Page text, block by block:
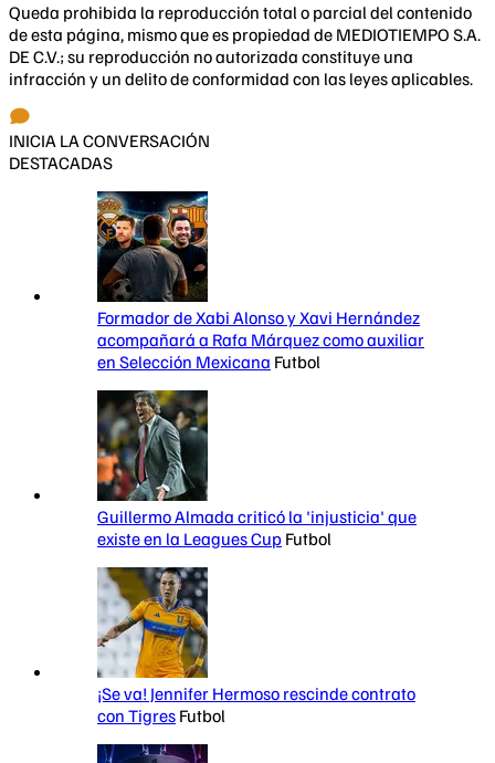
Queda prohibida la reproducción total o parcial del contenido
de esta página, mismo que es propiedad de MEDIOTIEMPO S.A.
DE C.V.; su reproducción no autorizada constituye una
infracción y un delito de conformidad con las leyes aplicables.
INICIA LA CONVERSACIÓN
DESTACADAS
Formador de Xabi Alonso y Xavi Hernández
acompañará a Rafa Márquez como auxiliar
en Selección Mexicana Futbol
Guillermo Almada criticó la 'injusticia' que
existe en la Leagues Cup Futbol
¡Se va! Jennifer Hermoso rescinde contrato
con Tigres Futbol